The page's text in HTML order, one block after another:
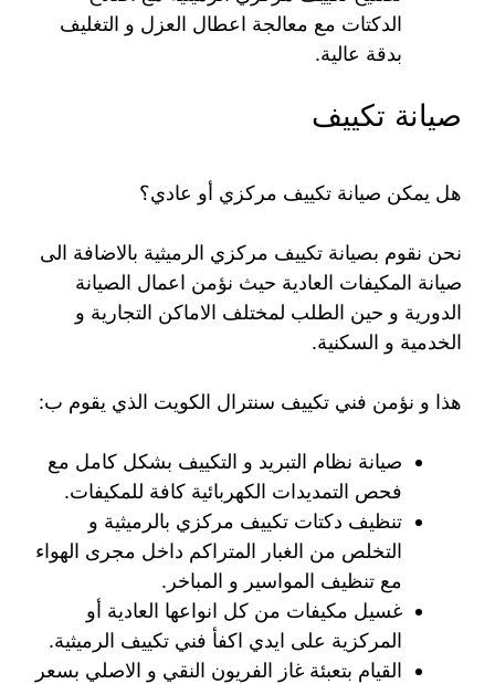
الدكتات مع معالجة اعطال العزل و التغليف
بدقة عالية.
صيانة تكييف
هل يمكن صيانة تكييف مركزي أو عادي؟
نحن نقوم بصيانة تكييف مركزي الرميثية بالاضافة الى
صيانة المكيفات العادية حيث نؤمن اعمال الصيانة
الدورية و حين الطلب لمختلف الاماكن التجارية و
الخدمية و السكنية.
هذا و نؤمن فني تكييف سنترال الكويت الذي يقوم ب:
صيانة نظام التبريد و التكييف بشكل كامل مع
فحص التمديدات الكهربائية كافة للمكيفات.
تنظيف دكتات تكييف مركزي بالرميثية و
التخلص من الغبار المتراكم داخل مجرى الهواء
مع تنظيف المواسير و المباخر.
غسيل مكيفات من كل انواعها العادية أو
المركزية على ايدي اكفأ فني تكييف الرميثية.
القيام بتعبئة غاز الفريون النقي و الاصلي بسعر